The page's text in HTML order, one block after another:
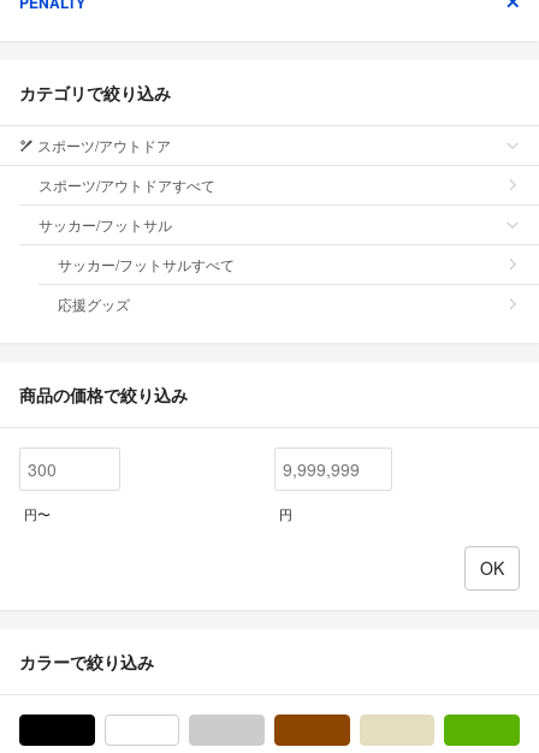
カテゴリで絞り込み
スポーツ/アウトドア
スポーツ/アウトドアすべて
サッカー/フットサル
サッカー/フットサルすべて
応援グッズ
商品の価格で絞り込み
円〜 円
カラーで絞り込み